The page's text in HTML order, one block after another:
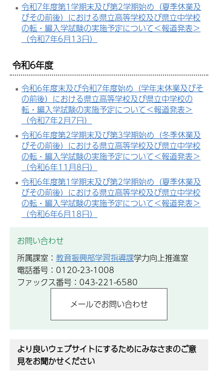
令和7年度第1学期末及び第2学期始め（夏季休業及
びその前後）における県立高等学校及び県立中学校
の転・編入学試験の実施予定について＜報道発表＞
（令和7年6月13日）
令和6年度
令和6年度末及び令和7年度始め（学年末休業及びそ
の前後）における県立高等学校及び県立中学校の
転・編入学試験の実施予定について＜報道発表＞
（令和7年2月7日）
令和6年度第2学期末及び第3学期始め（冬季休業及
びその前後）における県立高等学校及び県立中学校
の転・編入学試験の実施予定について＜報道発表＞
（令和6年11月8日）
令和6年度第1学期末及び第2学期始め（夏季休業及
びその前後）における県立高等学校及び県立中学校
の転・編入学試験の実施予定について＜報道発表＞
（令和6年6月18日）
お問い合わせ
所属課室： 教育振興部学習指導課学力向上推進室
電話番号：0120-23-1008
ファックス番号：043-221-6580
より良いウェブサイトにするためにみなさまのご意
見をお聞かせください